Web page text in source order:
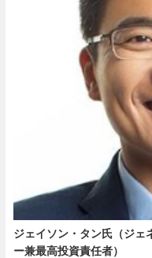
ジェイソン・タン氏（ジェ
ー兼最高投資責任者）